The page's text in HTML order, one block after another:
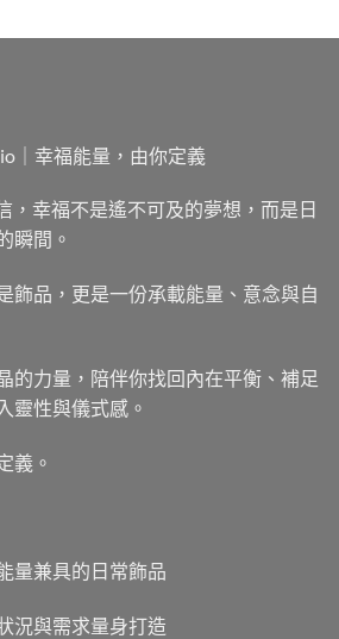
｜幸福能量，由你定義
，幸福不是遙不可及的夢想，而是日
瞬間。
飾品，更是一份承載能量、意念與自
的力量，陪伴你找回內在平衡、補足
靈性與儀式感。
義。
量兼具的日常飾品
況與需求量身打造